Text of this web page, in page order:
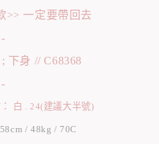
>> 一定要帶回去
-
; 下身 // C68368
-
白 . 24(建議大半號)
/ 48kg / 70C